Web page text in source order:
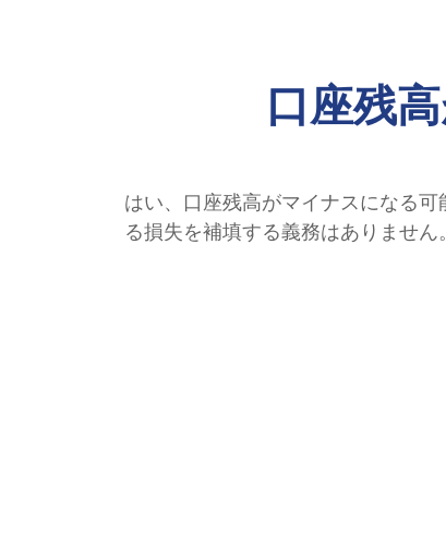
口座残
はい、口座残高がマイナスになる
る損失を補填する義務はありません。